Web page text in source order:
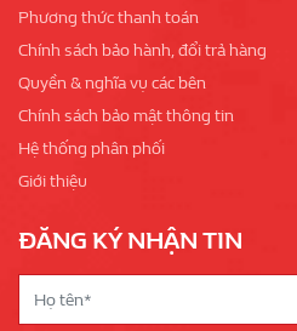
Phương thức thanh toán
Chính sách bảo hành, đổi trả hàng
Quyền & nghĩa vụ các bên
Chính sách bảo mật thông tin
Hệ thống phân phối
Giới thiệu
ĐĂNG KÝ NHẬN TIN